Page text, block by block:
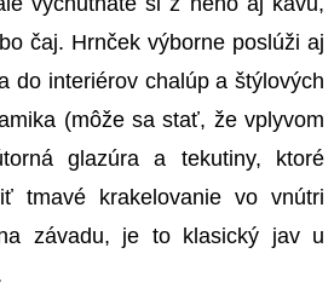
čaj. Hrnček výborne poslúži aj
do interiérov chalúp a štýlových
(môže sa stať, že vplyvom
glazúra a tekutiny, ktoré
tmavé krakelovanie vo vnútri
závadu, je to klasický jav u